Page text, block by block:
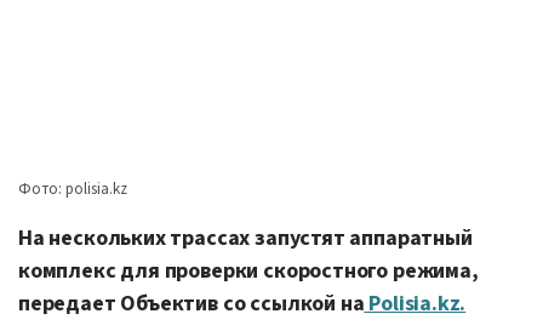
Фото: polisia.kz
На нескольких трассах запустят аппаратный
комплекс для проверки скоростного режима,
передает Объектив со ссылкой на Polisia.kz.